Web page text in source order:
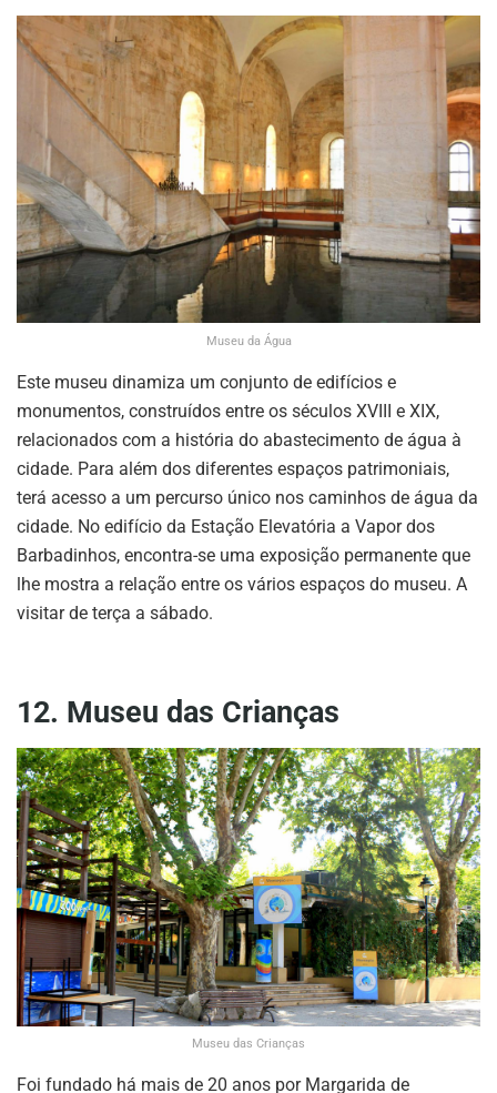
Museu da Água
Este museu dinamiza um conjunto de edifícios e
monumentos, construídos entre os séculos XVIII e XIX,
relacionados com a história do abastecimento de água à
cidade. Para além dos diferentes espaços patrimoniais,
terá acesso a um percurso único nos caminhos de água da
cidade. No edifício da Estação Elevatória a Vapor dos
Barbadinhos, encontra-se uma exposição permanente que
lhe mostra a relação entre os vários espaços do museu. A
visitar de terça a sábado.
12. Museu das Crianças
Museu das Crianças
Foi fundado há mais de 20 anos por Margarida de